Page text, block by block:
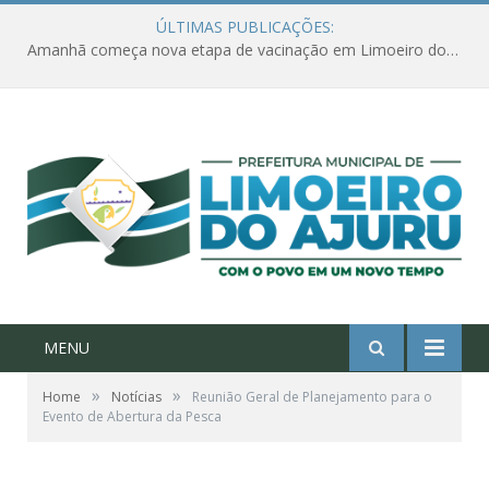
ÚLTIMAS PUBLICAÇÕES:
Amanhã começa nova etapa de vacinação em Limoeiro do Ajuru para idosos com 65 ou mais
MENU
Home » Notícias »
Reunião Geral de Planejamento para o
Evento de Abertura da Pesca